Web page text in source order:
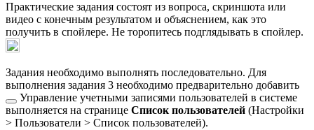
Практические задания состоят из вопроса, скриншота или
видео с конечным результатом и объяснением, как это
получить в спойлере. Не торопитесь подглядывать в спойлер.
Задания необходимо выполнять последовательно. Для
выполнения задания 3 необходимо предварительно добавить
Управление учетными записями пользователей в системе
выполняется на странице Список пользователей (Настройки
> Пользователи > Список пользователей).